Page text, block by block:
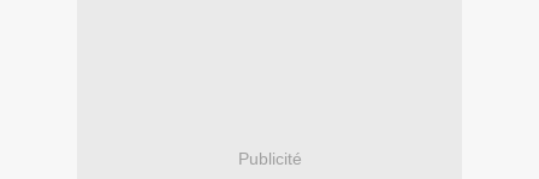
Publicité